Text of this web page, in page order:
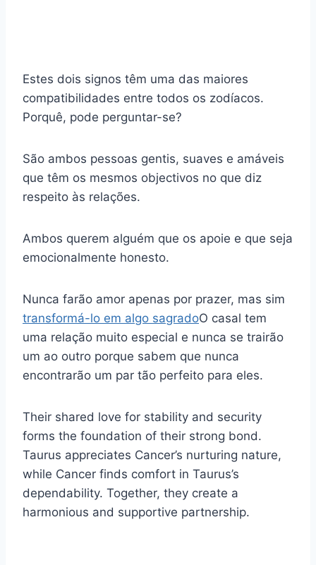
Estes dois signos têm uma das maiores
compatibilidades entre todos os zodíacos.
Porquê, pode perguntar-se?
São ambos pessoas gentis, suaves e amáveis
que têm os mesmos objectivos no que diz
respeito às relações.
Ambos querem alguém que os apoie e que seja
emocionalmente honesto.
Nunca farão amor apenas por prazer, mas sim
transformá-lo em algo sagradoO casal tem
uma relação muito especial e nunca se trairão
um ao outro porque sabem que nunca
encontrarão um par tão perfeito para eles.
Their shared love for stability and security
forms the foundation of their strong bond.
Taurus appreciates Cancer’s nurturing nature,
while Cancer finds comfort in Taurus’s
dependability. Together, they create a
harmonious and supportive partnership.